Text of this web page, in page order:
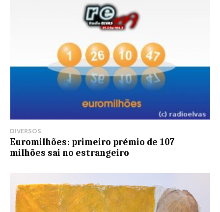
DIVERSOS
Euromilhões: primeiro prémio de 107
milhões sai no estrangeiro